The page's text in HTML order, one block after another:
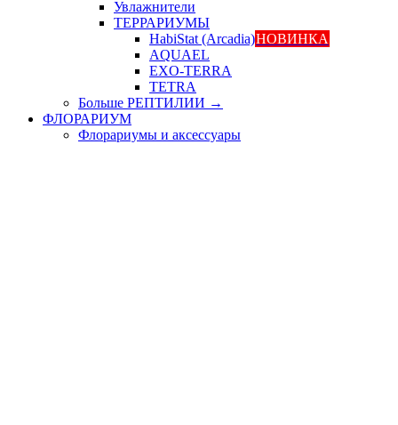
Увлажнители
ТЕРРАРИУМЫ
HabiStat (Arcadia)НОВИНКА
AQUAEL
EXO-TERRA
TETRA
Больше РЕПТИЛИИ →
ФЛОРАРИУМ
Флорариумы и аксессуары